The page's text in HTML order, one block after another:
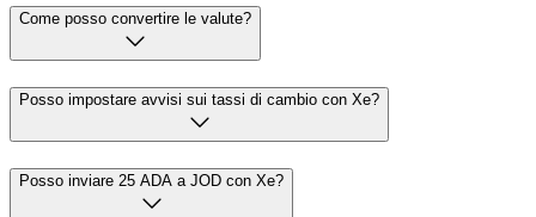
Come posso convertire le valute?
Posso impostare avvisi sui tassi di cambio con Xe?
Posso inviare 25 ADA a JOD con Xe?